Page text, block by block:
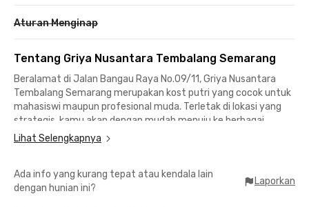
Aturan Menginap
Tentang Griya Nusantara Tembalang Semarang
Beralamat di Jalan Bangau Raya No.09/11, Griya Nusantara
Tembalang Semarang merupakan kost putri yang cocok untuk
mahasiswi maupun profesional muda. Terletak di lokasi yang
strategis, kamu akan dengan mudah menuju ke berbagai
tempat dari kost putri Semarang ini.
butuh 7 menit sementara ke UNDIP Kampus Tembalang hanya
sekitar kurang dari 20 menit perjalanan. Selain itu, kamu juga
Lihat Selengkapnya
Ada info yang kurang tepat atau kendala lain
dengan hunian ini?
Laporkan